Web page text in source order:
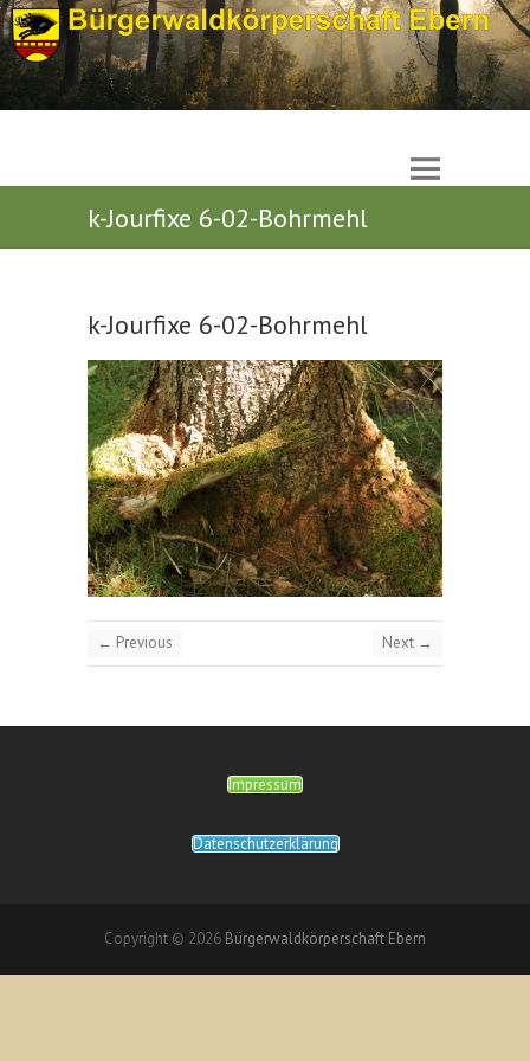
k-Jourfixe 6-02-Bohrmehl
k-Jourfixe 6-02-Bohrmehl
← Previous Next →
Impressum
Datenschutzerklärung
Copyright © 2026 Bürgerwaldkörperschaft Ebern